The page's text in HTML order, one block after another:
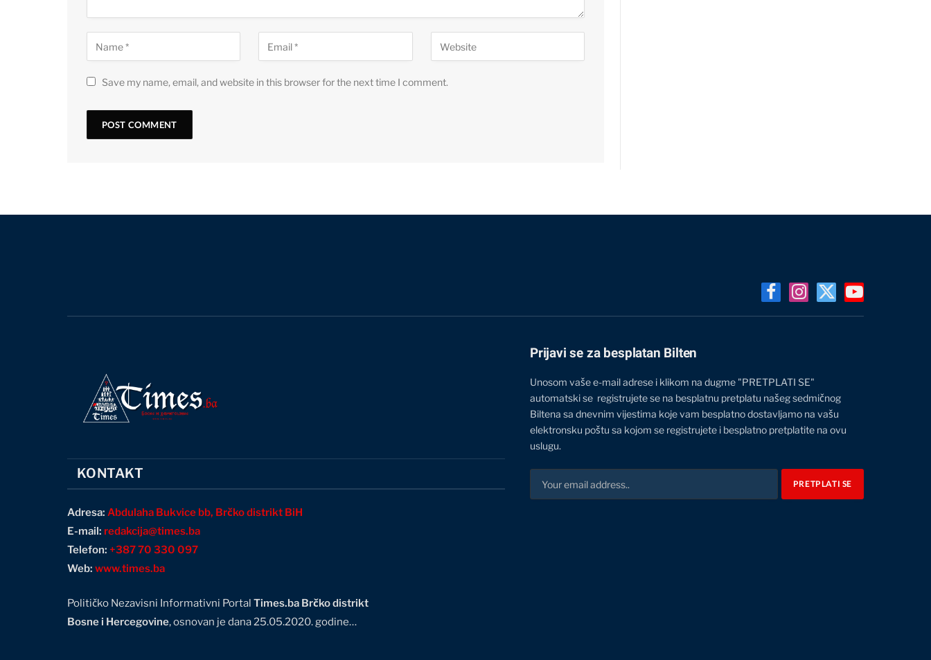
Save my name, email, and website in this browser for the next time I comment.
FacebookInstagram
X
(Twitter)
YouTube
KONTAKT
Adresa: Abdulaha Bukvice bb, Brčko distrikt BiH
E-mail: redakcija@times.ba
Telefon: +387 70 330 097
Web: www.times.ba
Političko Nezavisni Informativni Portal Times.ba Brčko distrikt
Bosne i Hercegovine, osnovan je dana 25.05.2020. godine…
Prijavi se za besplatan Bilten
Unosom vaše e-mail adrese i klikom na dugme "PRETPLATI SE"
automatski se registrujete se na besplatnu pretplatu našeg sedmičnog
Biltena sa dnevnim vijestima koje vam besplatno dostavljamo na vašu
elektronsku poštu sa kojom se registrujete i besplatno pretplatite na ovu
uslugu.